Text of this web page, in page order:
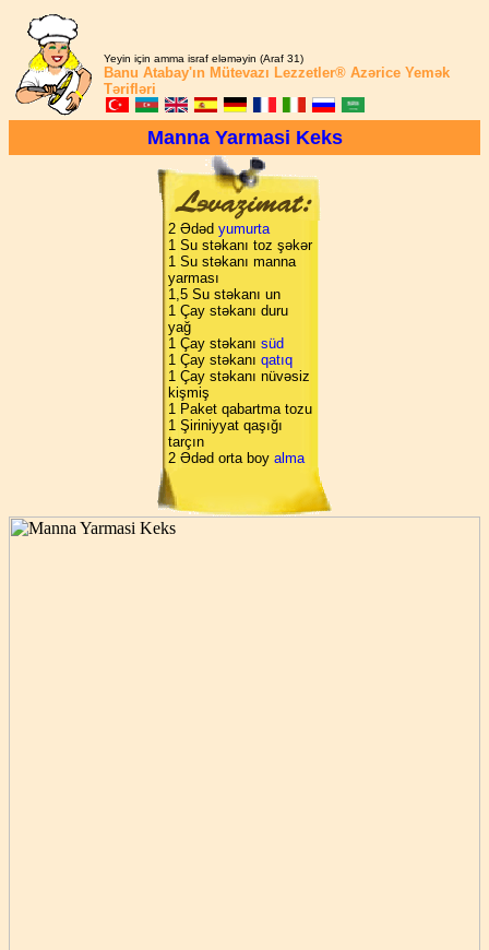
Yeyin için amma israf eləməyin (Araf 31)
Banu Atabay'ın Mütevazı Lezzetler® Azərice Yemək
Tərifləri
Manna Yarmasi Keks
2 Ədəd yumurta
1 Su stəkanı toz şəkər
1 Su stəkanı manna
yarması
1,5 Su stəkanı un
1 Çay stəkanı duru
yağ
1 Çay stəkanı süd
1 Çay stəkanı qatıq
1 Çay stəkanı nüvəsiz
kişmiş
1 Paket qabartma tozu
1 Şiriniyyat qaşığı
tarçın
2 Ədəd orta boy alma